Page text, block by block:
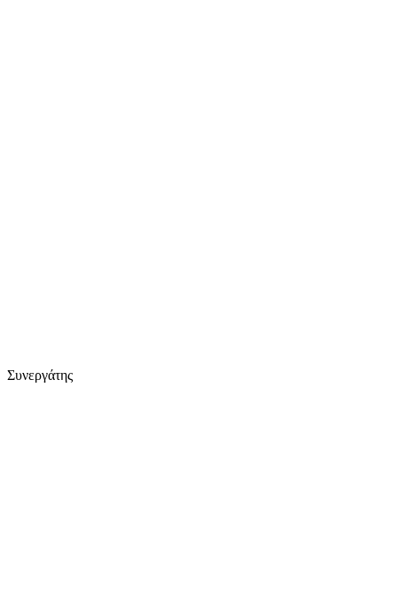
Συνεργάτης